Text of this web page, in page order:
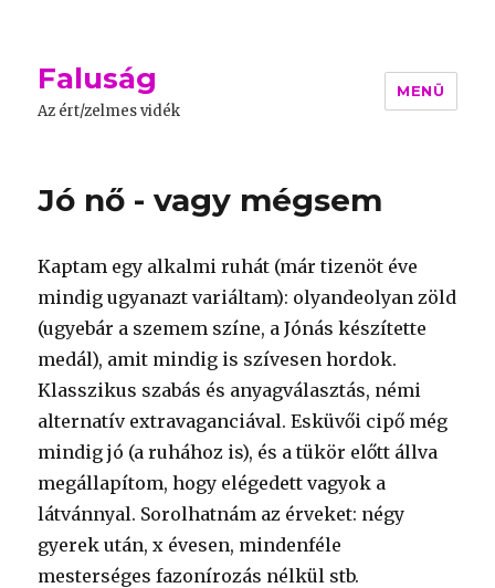
Faluság
Az ért/zelmes vidék
MENÜ
Jó nő - vagy mégsem
Kaptam egy alkalmi ruhát (már tizenöt éve
mindig ugyanazt variáltam): olyandeolyan zöld
(ugyebár a szemem színe, a Jónás készítette
medál), amit mindig is szívesen hordok.
Klasszikus szabás és anyagválasztás, némi
alternatív extravaganciával. Esküvői cipő még
mindig jó (a ruhához is), és a tükör előtt állva
megállapítom, hogy elégedett vagyok a
látvánnyal. Sorolhatnám az érveket: négy
gyerek után, x évesen, mindenféle
mesterséges fazonírozás nélkül stb.